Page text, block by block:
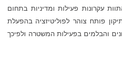
עקרונות פעילות ומדיניות בתחום
פותח צוהר לפוליטיזציה בהפעלת
והבלמים בפעילות המשטרה ולפיכך